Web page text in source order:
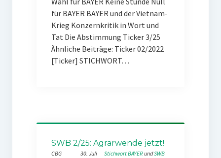
für BAYER BAYER und der Vietnam-
Krieg Konzernkritik in Wort und
Tat Die Abstimmung Ticker 3/25
Ähnliche Beiträge: Ticker 02/2022
[Ticker] STICHWORT…
SWB 2/25: Agrarwende jetzt!
CBG
30. Juli
Stichwort BAYER und SWB